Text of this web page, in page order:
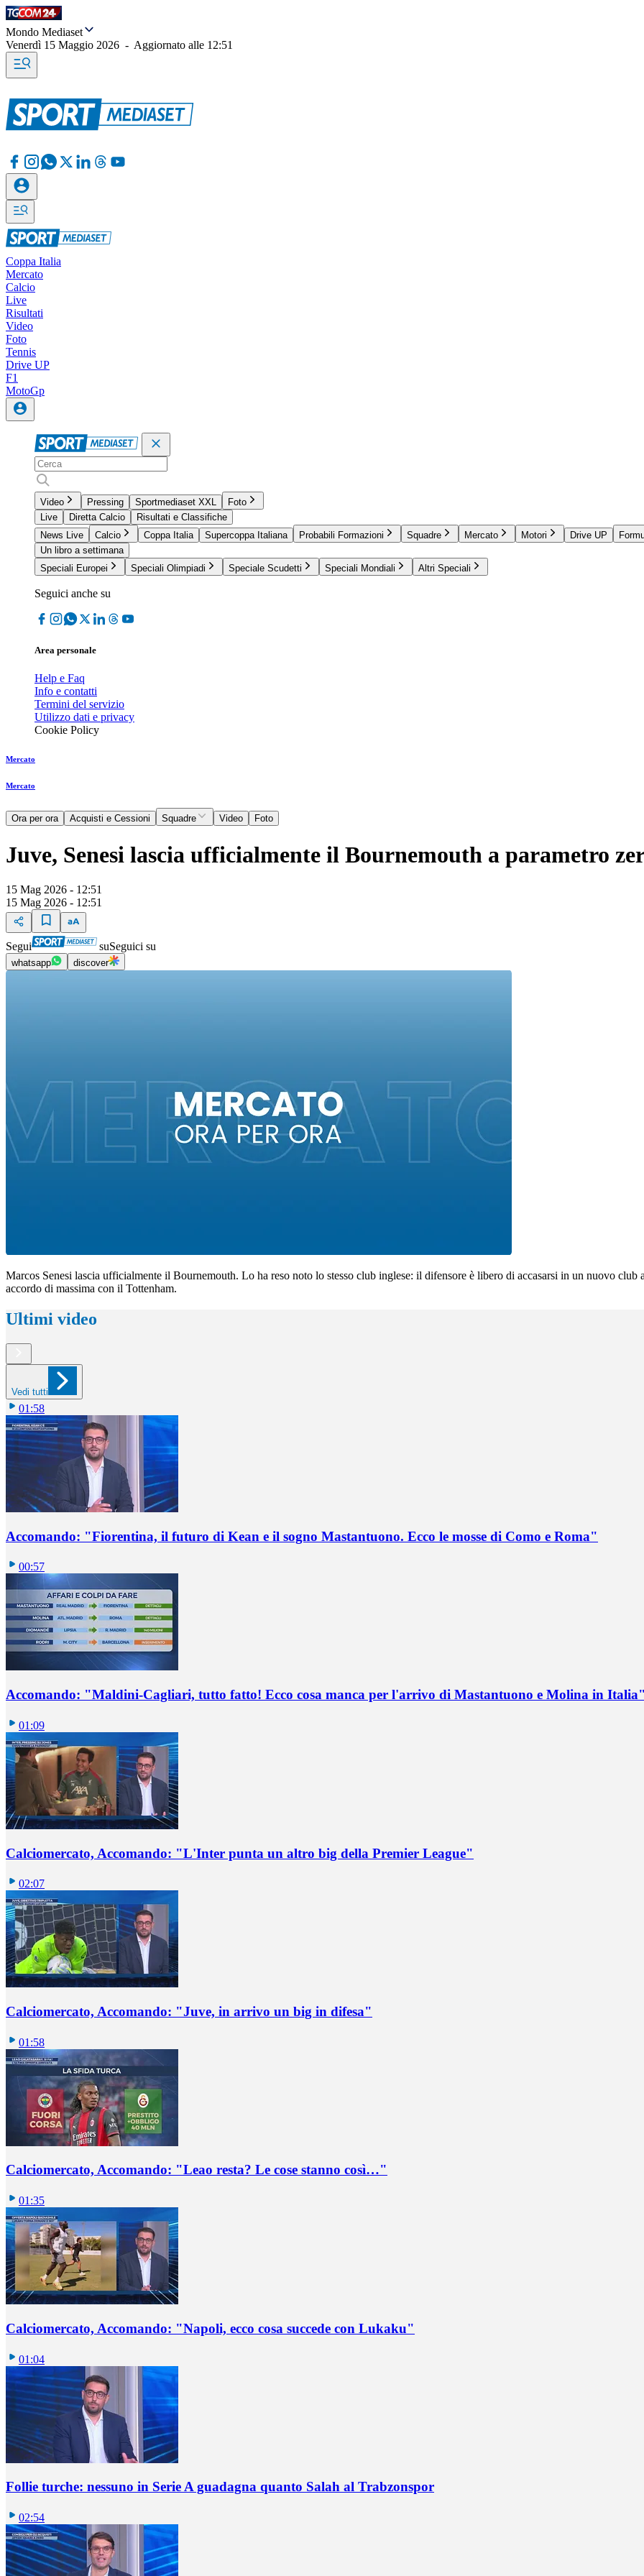
Mondo Mediaset
Venerdì 15 Maggio 2026 - Aggiornato alle 12:51
Coppa Italia
Mercato
Calcio
Live
Risultati
Video
Foto
Tennis
Drive UP
F1
MotoGp
Video Pressing Sportmediaset XXL
Foto
Live
Diretta Calcio
Risultati e Classifiche
News Live
Calcio Coppa Italia Supercoppa Italiana Probabili Formazioni Squadre Mercato Motori Drive UP
Un libro a settimana
Speciali Europei
Speciali Olimpiadi Speciale Scudetti Speciali Mondiali Altri Speciali
Seguici anche su
Area personale
Help e Faq
Info e contatti
Termini del servizio
Utilizzo dati e privacy
Cookie Policy
Mercato
Mercato
Ora per ora Acquisti e Cessioni Squadre Video Foto
Juve, Senesi lascia ufficialmente il Bournemouth a parametro
15 Mag 2026 - 12:51
15 Mag 2026 - 12:51
Segui suSeguici su
whatsapp discover
Marcos Senesi lascia ufficialmente il Bournemouth. Lo ha reso noto lo stesso club inglese: il difensore è libero di accasarsi in un nuovo club
accordo di massima con il Tottenham.
Ultimi video
Vedi tutti
01:58
Accomando: "Fiorentina, il futuro di Kean e il sogno Mastantuono. Ecco le mosse di Como e Roma"
00:57
Accomando: "Maldini-Cagliari, tutto fatto! Ecco cosa manca per l'arrivo di Mastantuono e Molina in
01:09
Calciomercato, Accomando: "L'Inter punta un altro big della Premier League"
02:07
Calciomercato, Accomando: "Juve, in arrivo un big in difesa"
01:58
Calciomercato, Accomando: "Leao resta? Le cose stanno così…"
01:35
Calciomercato, Accomando: "Napoli, ecco cosa succede con Lukaku"
01:04
Follie turche: nessuno in Serie A guadagna quanto Salah al Trabzonspor
02:54